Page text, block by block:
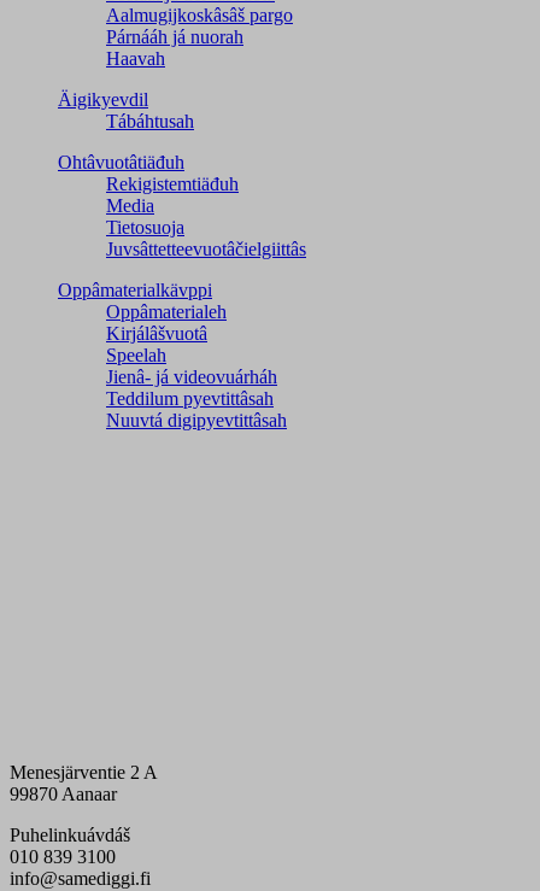
Aalmugijkoskâsâš pargo
Párnááh já nuorah
Haavah
Äigikyevdil
Tábáhtusah
Ohtâvuotâtiäđuh
Rekigistemtiäđuh
Media
Tietosuoja
Juvsâttetteevuotâčielgiittâs
Oppâmaterialkävppi
Oppâmaterialeh
Kirjálâšvuotâ
Speelah
Jienâ- já videovuárháh
Teddilum pyevtittâsah
Nuuvtá digipyevtittâsah
Menesjärventie 2 A
99870 Aanaar
Puhelinkuávdáš
010 839 3100
info@samediggi.fi